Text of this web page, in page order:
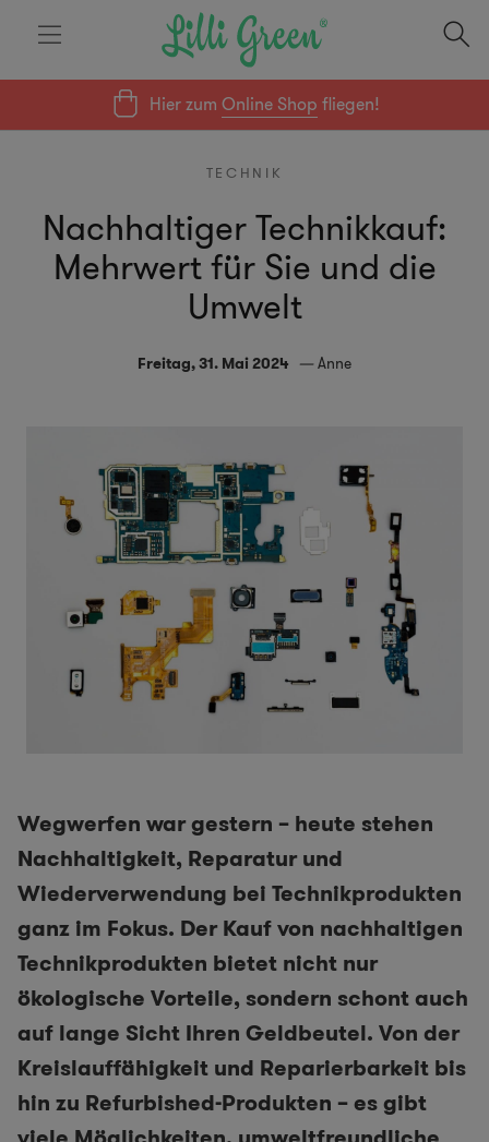
Hier zumOnline Shop fliegen!
TECHNIK
Nachhaltiger Technikkauf:
Mehrwert für Sie und die
Umwelt
Freitag, 31. Mai 2024 Anne
Wegwerfen war gestern – heute stehen
Nachhaltigkeit, Reparatur und
Wiederverwendung bei Technikprodukten
ganz im Fokus. Der Kauf von nachhaltigen
Technikprodukten bietet nicht nur
ökologische Vorteile, sondern schont auch
auf lange Sicht Ihren Geldbeutel. Von der
Kreislauffähigkeit und Reparierbarkeit bis
hin zu Refurbished-Produkten – es gibt